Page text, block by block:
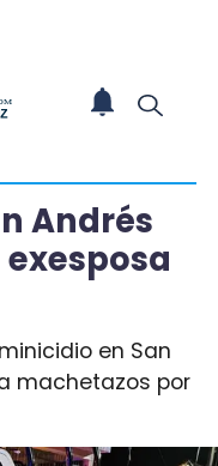
Andrés
en San
machetazos por